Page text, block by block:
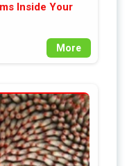
Inside Your
More